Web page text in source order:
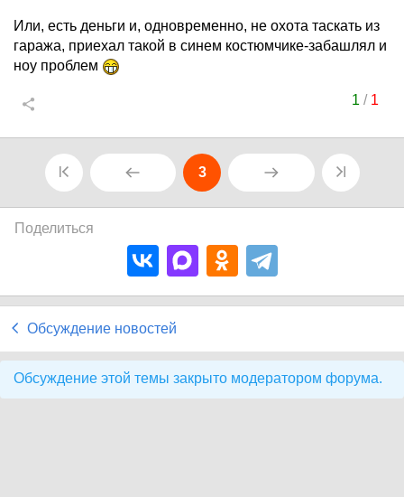
Или, есть деньги и, одновременно, не охота таскать из
гаража, приехал такой в синем костюмчике-забашлял и
ноу проблем
1 / 1
3
Поделиться
Обсуждение новостей
Обсуждение этой темы закрыто модератором форума.